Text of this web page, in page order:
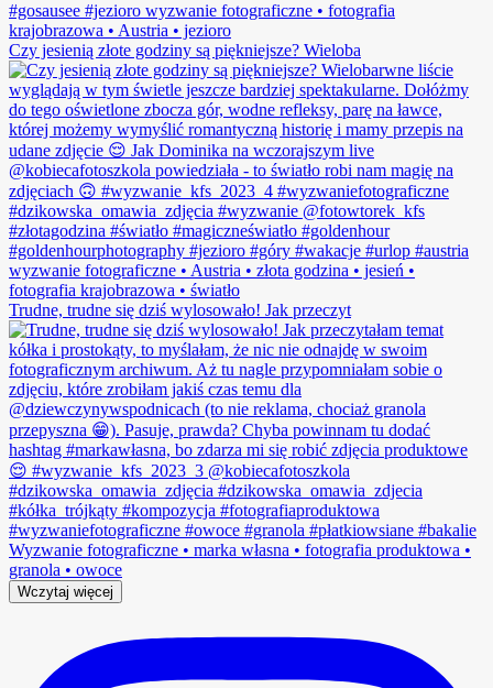
Czy jesienią złote godziny są piękniejsze? Wieloba
Trudne, trudne się dziś wylosowało! Jak przeczyt
Wczytaj więcej